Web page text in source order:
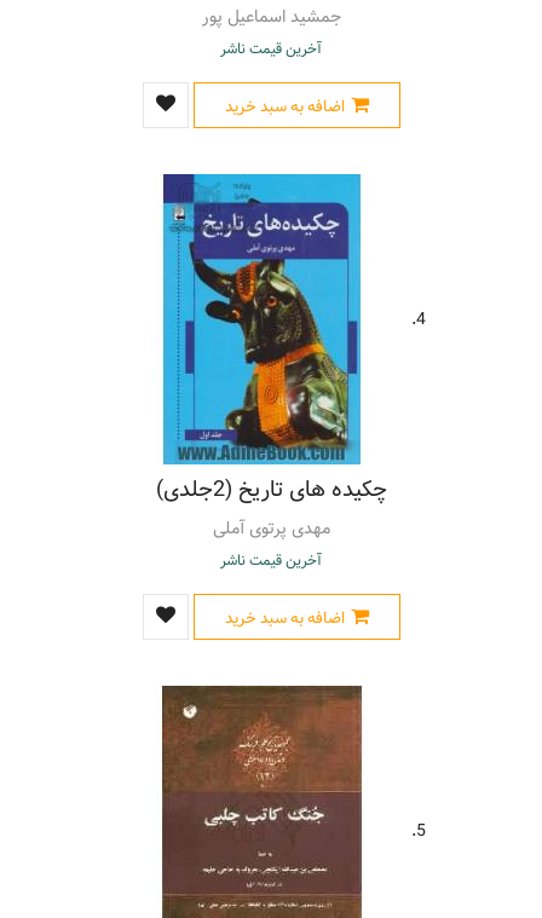
جمشید اسماعیل پور
آخرین قیمت ناشر
اضافه به سبد خرید
4.
چکیده های تاریخ (2جلدی)
مهدی پرتوی آملی
آخرین قیمت ناشر
اضافه به سبد خرید
5.